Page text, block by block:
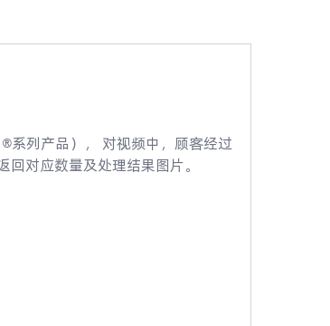
®系列产品）， 对视频中，顾客经过
对应数量及处理结果图片。